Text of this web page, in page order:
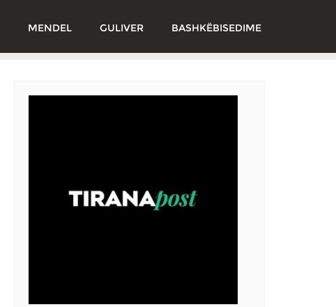
MENDEL GULIVER BASHKËBISEDIME